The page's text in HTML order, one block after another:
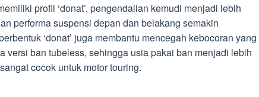
profil ‘donat’, pengendalian kemudi menjadi lebih
performa suspensi depan dan belakang semakin
‘donat’ juga membantu mencegah kebocoran yang
versi ban tubeless, sehingga usia pakai ban menjadi lebih
cocok untuk motor touring.